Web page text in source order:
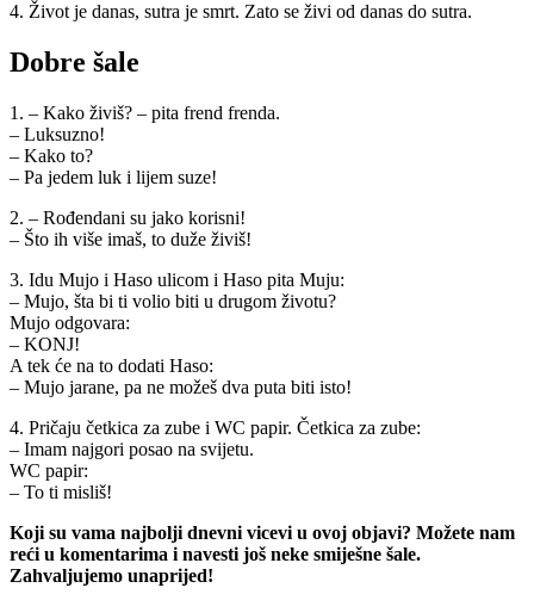
4. Život je danas, sutra je smrt. Zato se živi od danas do sutra.
Dobre šale
1. – Kako živiš? – pita frend frenda.
– Luksuzno!
– Kako to?
– Pa jedem luk i lijem suze!
2. – Rođendani su jako korisni!
– Što ih više imaš, to duže živiš!
3. Idu Mujo i Haso ulicom i Haso pita Muju:
– Mujo, šta bi ti volio biti u drugom životu?
Mujo odgovara:
– KONJ!
A tek će na to dodati Haso:
– Mujo jarane, pa ne možeš dva puta biti isto!
4. Pričaju četkica za zube i WC papir. Četkica za zube:
– Imam najgori posao na svijetu.
WC papir:
– To ti misliš!
Koji su vama najbolji dnevni vicevi u ovoj objavi? Možete nam
reći u komentarima i navesti još neke smiješne šale.
Zahvaljujemo unaprijed!